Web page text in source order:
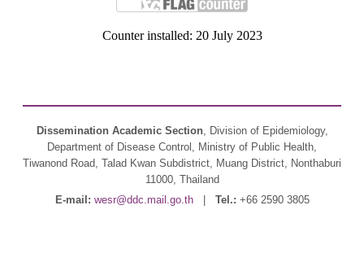
Counter installed: 20 July 2023
Dissemination Academic Section, Division of Epidemiology,
Department of Disease Control, Ministry of Public Health,
Tiwanond Road, Talad Kwan Subdistrict, Muang District, Nonthaburi
11000, Thailand
E-mail: wesr@ddc.mail.go.th| Tel.: +66 2590 3805